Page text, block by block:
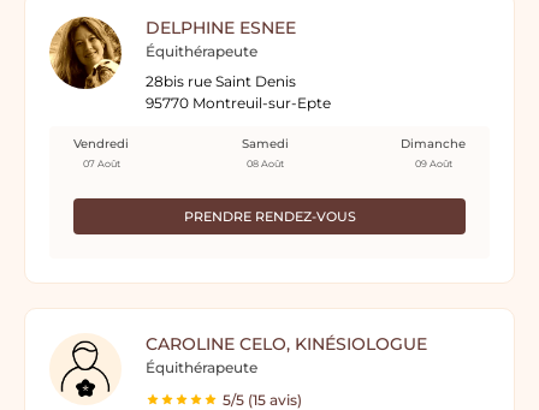
DELPHINE ESNEE
Équithérapeute
28bis rue Saint Denis
95770 Montreuil-sur-Epte
PRENDRE RENDEZ-VOUS
Vendredi
07 Août
Samedi
08 Août
Dimanche
09 Août
CAROLINE CELO, KINÉSIOLOGUE
Équithérapeute
5/5 (15 avis)